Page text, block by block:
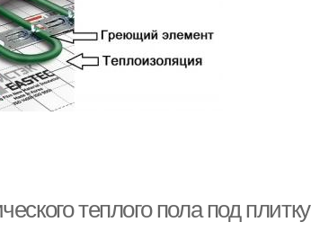
теплого пола под плитку